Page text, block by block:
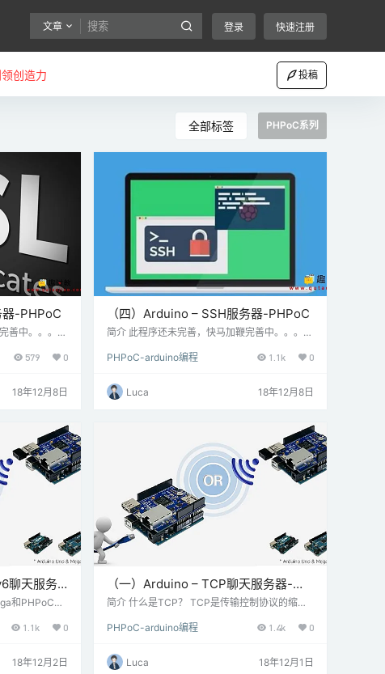
文章 登录 快速注册
创造力 投稿
全部标签 PHPoC系列
器-PHPoC
善中。。。。
347）或P
Shield或
Uno或Me
579 0
18年12月8日
（四）Arduino – SSH服务器-PHPoC
简介 此程序还未完善，快马加鞭完善中。。。。
o Uno或Mega PHPoC Shield（P4S-347）或P
duino IDE 步骤二 电路搭建 将PHPoC Shield或
PHPoC WiFi Shield连接到在Arduino Uno或Me
PHPoC-arduino编程 1.1k 0
Luca 18年12月8日
聊天服务
和PHPoC
。 Web内容是
PHPoC
Shield（P
1.1k 0
18年12月2日
（一）Arduino – TCP聊天服务器-
PHPoC
简介 什么是TCP？ TCP是传输控制协议的缩
CP协议在两个设备之间交换数据，一个设备充
CP服务器侦听等待来自TCP客户端的TCP连接
请求。TCP客户端主动向TCP服务器发出TCP连
PHPoC-arduino编程 1.4k 0
Luca 18年12月1日